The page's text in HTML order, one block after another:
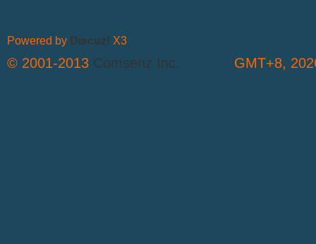
GMT+8,
Powered by Discuz! X3
© 2001-2013 Comsenz Inc.